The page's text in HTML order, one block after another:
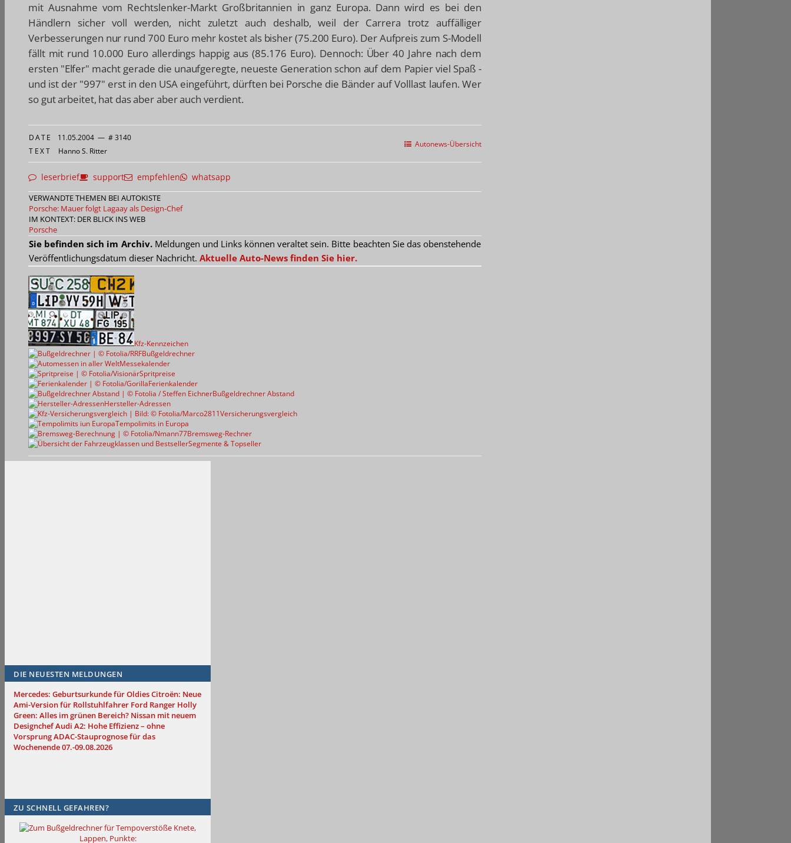
mit Ausnahme vom Rechtslenker-Markt Großbritannien in ganz Europa. Dann wird es bei den
Händlern sicher voll werden, nicht zuletzt auch deshalb, weil der Carrera trotz auffälliger
Verbesserungen nur rund 700 Euro mehr kostet als bisher (75.200 Euro). Der Aufpreis zum S-Modell
fällt mit rund 10.000 Euro allerdings happig aus (85.176 Euro). Dennoch: Über 40 Jahre nach dem
ersten "Elfer" macht gerade die unaufgeregte, neueste Generation schon auf dem Papier viel Spaß -
und ist der "997" erst in den USA eingeführt, dürften bei Porsche die Bänder auf Volllast laufen. Wer
so gut arbeitet, hat das aber aber auch verdient.
Autonews-Übersicht
DATE 11.05.2004 — # 3140
TEXT Hanno S. Ritter
leserbrief support empfehlen whatsapp
VERWANDTE THEMEN BEI AUTOKISTE
Porsche: Mauer folgt Lagaay als Design-Chef
IM KONTEXT: DER BLICK INS WEB
Porsche
Sie befinden sich im Archiv.Meldungen und Links können veraltet sein. Bitte beachten Sie das obenstehende
Veröffentlichungsdatum dieser Nachricht. Aktuelle Auto-News finden Sie hier.
Kfz-Kennzeichen
Bußgeldrechner
Messekalender
Spritpreise
Ferienkalender
Bußgeldrechner Abstand
Hersteller-Adressen
Versicherungsvergleich
Tempolimits in Europa
Bremsweg-Rechner
Segmente & Topseller
DIE NEUESTEN MELDUNGEN
Mercedes: Geburtsurkunde für OldiesCitroën: Neue
Ami-Version für Rollstuhlfahrer Ford Ranger Holly
Green: Alles im grünen Bereich? Nissan mit neuem
DesignchefAudi A2: Hohe Effizienz – ohne
VorsprungADAC-Stauprognose für das
Wochenende 07.-09.08.2026
ZU SCHNELL GEFAHREN?
Knete,
Lappen, Punkte: